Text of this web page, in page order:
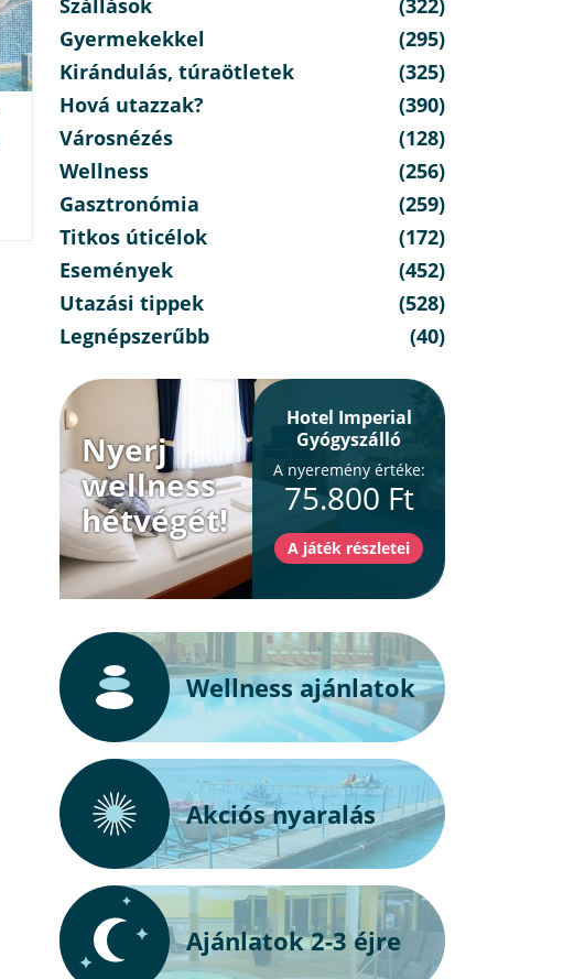
Szállások
(322)
Gyermekekkel
(295)
Kirándulás, túraötletek
(325)
Hová utazzak?
(390)
Városnézés
(128)
Wellness
(256)
Gasztronómia
(259)
Titkos úticélok
(172)
Események
(452)
Utazási tippek
(528)
Legnépszerűbb
(40)
Nyerj
wellness
hétvégét!
Hotel Imperial
Gyógyszálló
A nyeremény értéke:
75.800 Ft
Wellness ajánlatok
Akciós nyaralás
Ajánlatok 2-3 éjre